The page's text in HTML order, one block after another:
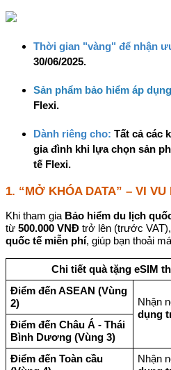
Thời gian "vàng" để nhận
30/06/2025.
Sản phẩm bảo hiểm áp dụng
Flexi.
Dành riêng cho: Tất cả các
gia đình khi lựa chọn sản
tế Flexi.
1. “MỞ KHÓA DATA” – VI
Khi tham gia Bảo hiểm du lịch
từ 500.000 VNĐ trở lên (trước
quốc tế miễn phí, giúp bạn thoải
Chi tiết quà tặng eSIM
Điểm đến ASEAN (Vùng
2)
Nhận
dụng
Điểm đến Châu Á - Thái
Bình Dương (Vùng 3)
Điểm đến Toàn cầu
Nhận